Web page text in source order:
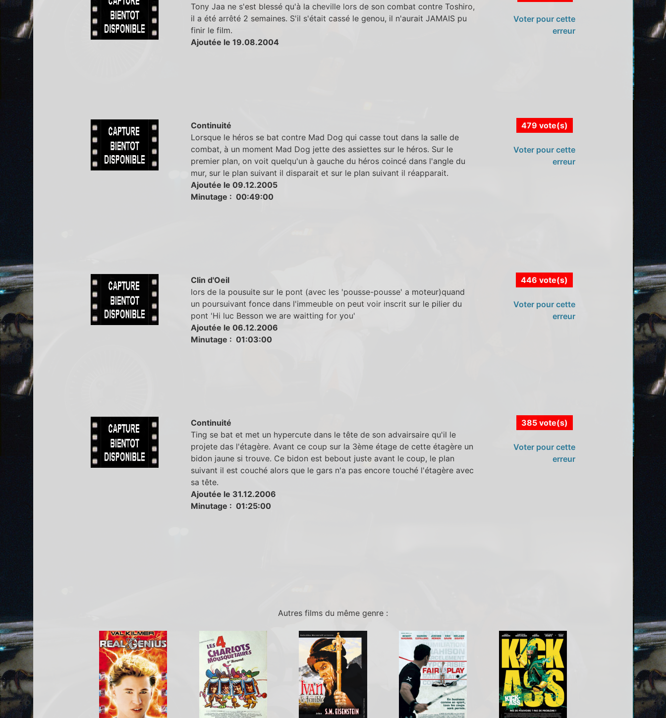
Tony Jaa ne s'est blessé qu'à la cheville lors de son combat contre Toshiro,
il a été arrêté 2 semaines. S'il s'était cassé le genou, il n'aurait JAMAIS pu
finir le film.
Ajoutée le 19.08.2004
Voter pour cette
erreur
Continuité
Lorsque le héros se bat contre Mad Dog qui casse tout dans la salle de
combat, à un moment Mad Dog jette des assiettes sur le héros. Sur le
premier plan, on voit quelqu'un à gauche du héros coincé dans l'angle du
mur, sur le plan suivant il disparait et sur le plan suivant il réapparait.
Ajoutée le 09.12.2005
Minutage : 00:49:00
479 vote(s)
Voter pour cette
erreur
Clin d'Oeil
lors de la pousuite sur le pont (avec les 'pousse-pousse' a moteur)quand
un poursuivant fonce dans l'immeuble on peut voir inscrit sur le pilier du
pont 'Hi luc Besson we are waitting for you'
Ajoutée le 06.12.2006
Minutage : 01:03:00
446 vote(s)
Voter pour cette
erreur
Continuité
Ting se bat et met un hypercute dans le tête de son advairsaire qu'il le
projete das l'étagère. Avant ce coup sur la 3ème étage de cette étagère un
bidon jaune si trouve. Ce bidon est bebout juste avant le coup, le plan
suivant il est couché alors que le gars n'a pas encore touché l'étagère avec
sa tête.
Ajoutée le 31.12.2006
Minutage : 01:25:00
385 vote(s)
Voter pour cette
erreur
Autres films du même genre :